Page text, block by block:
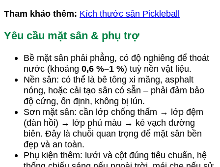
Tham khảo thêm: Kích thước sân Pickleball
Yêu cầu mặt sân & phụ trợ
Bề mặt sân phải phẳng, có độ nghiêng để thoát
nước (khoảng 0,6 %–1 %) tuỳ nền vật liệu.
Nền sân: có thể là bê tông xi măng, asphalt
nóng, hoặc cải tạo sân có sẵn – phải đảm bảo
độ cứng, ổn định, không bị lún.
Sơn mặt sân: cần lớp chống thấm → lớp đệm
(đàn hồi) → lớp phủ màu → kẻ vạch đường
biên. Đây là chuỗi quan trọng để mặt sân bền
đẹp và an toàn.
Phụ kiện thêm: lưới và cột đúng tiêu chuẩn, hệ